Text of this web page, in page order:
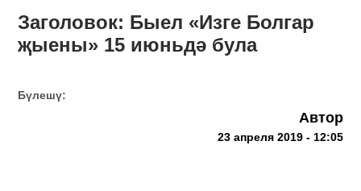
Заголовок: Быел «Изге Болгар
җыены» 15 июньдә була
Бүлешү:
Автор
23 апреля 2019 - 12:05